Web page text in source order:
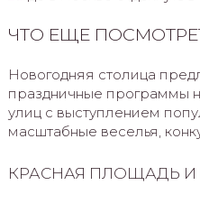
ЧТО ЕЩЕ
Новогодняя столица
праздничные программы
улиц с выступлением
масштабные веселья,
КРАСНАЯ ПЛОЩАДЬ